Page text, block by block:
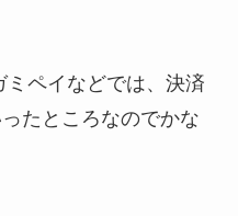
ペイなどでは、決済
たところなのでかな